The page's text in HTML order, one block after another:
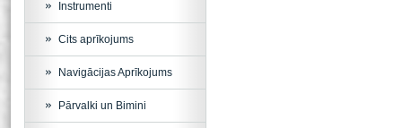
Instrumenti
Cits aprīkojums
Navigācijas Aprīkojums
Pārvalki un Bimini